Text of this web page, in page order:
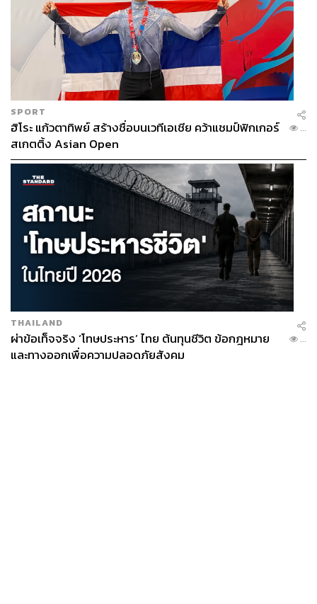
SPORT
ฮิโระ แก้วตาทิพย์ สร้างชื่อบนเวทีเอเชีย คว้าแชมป์ฟิกเกอร์
สเกตติ้ง Asian Open
...
THAILAND
ผ่าข้อเท็จจริง ‘โทษประหาร’ ไทย ต้นทุนชีวิต ข้อกฎหมาย
และทางออกเพื่อความปลอดภัยสังคม
...